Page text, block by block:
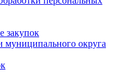
закупок
округа